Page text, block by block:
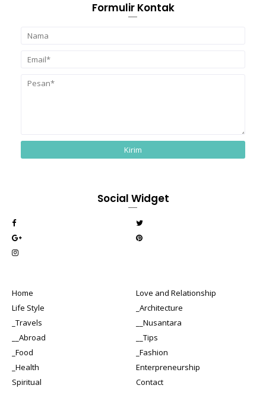
Formulir Kontak
Social Widget
Home
Love and Relationship
Life Style
_Architecture
_Travels
__Nusantara
__Abroad
__Tips
_Food
_Fashion
_Health
Enterpreneurship
Spiritual
Contact